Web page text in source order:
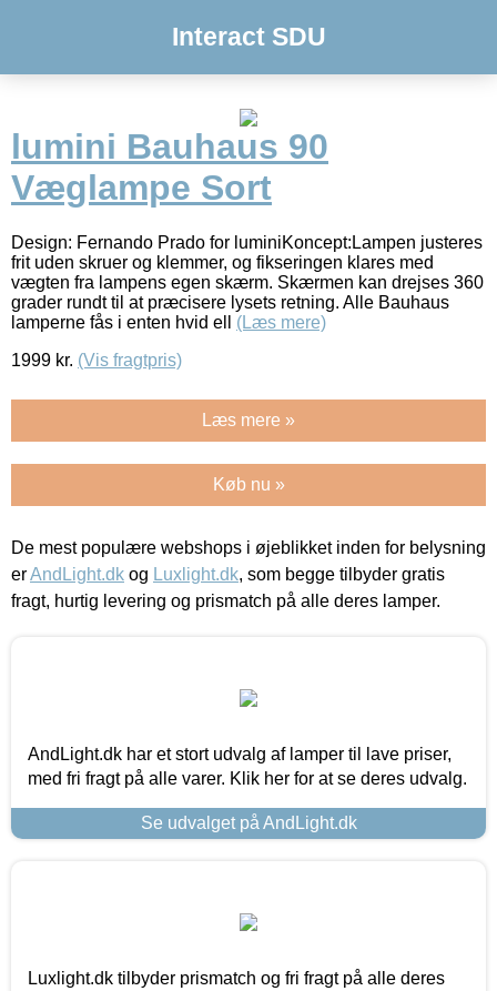
Interact SDU
lumini Bauhaus 90
Væglampe Sort
Design: Fernando Prado for luminiKoncept:Lampen justeres
frit uden skruer og klemmer, og fikseringen klares med
vægten fra lampens egen skærm. Skærmen kan drejses 360
grader rundt til at præcisere lysets retning. Alle Bauhaus
lamperne fås i enten hvid ell (Læs mere)
1999 kr. (Vis fragtpris)
Læs mere »
Køb nu »
De mest populære webshops i øjeblikket inden for belysning
erAndLight.dk og Luxlight.dk, som begge tilbyder gratis
fragt, hurtig levering og prismatch på alle deres lamper.
AndLight.dk har et stort udvalg af lamper til lave priser,
med fri fragt på alle varer. Klik her for at se deres udvalg.
Se udvalget på AndLight.dk
Luxlight.dk tilbyder prismatch og fri fragt på alle deres